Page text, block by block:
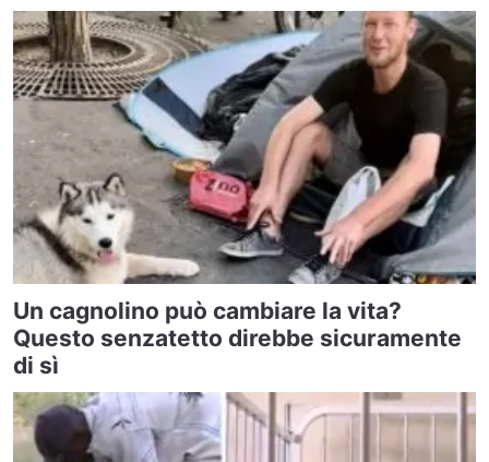
Un cagnolino può cambiare la vita?
Questo senzatetto direbbe sicuramente
di sì